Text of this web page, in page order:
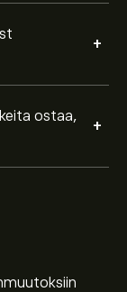
+
ostaa,
+